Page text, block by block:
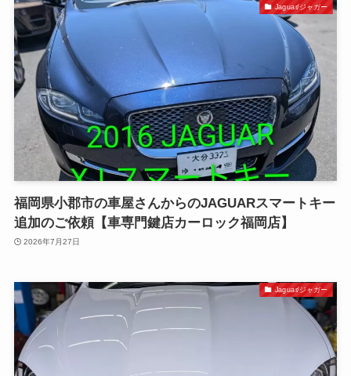
Jaguar/ジャガー
福岡県小郡市の車屋さんからのJAGUARスマートキー
追加のご依頼【車専門鍵店カーロック福岡店】
2026年7月27日
Jaguar/ジャガー